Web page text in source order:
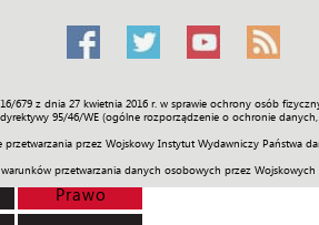
679 z dnia 27 kwietnia 2016 r. w sprawie ochrony osób
95/46/WE (ogólne rozporządzenie o ochronie danych,
przez Wojskowy Instytut Wydawniczy Państwa
przetwarzania danych osobowych przez
Sport Historia Galerie
Prawo